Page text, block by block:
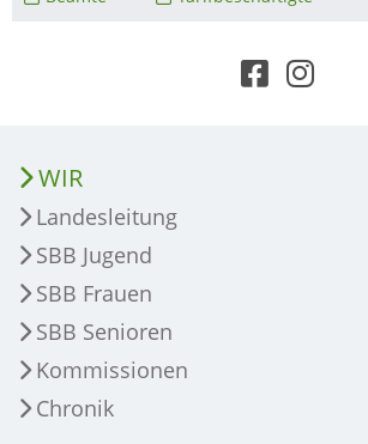
WIR
Landesleitung
SBB Jugend
SBB Frauen
SBB Senioren
Kommissionen
Chronik